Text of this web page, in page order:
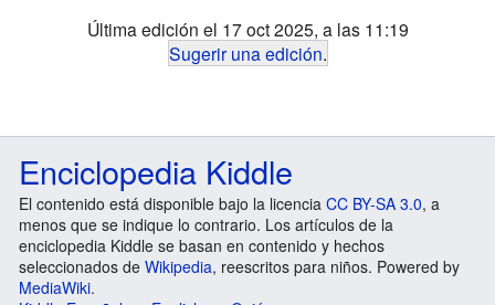
Última edición el 17 oct 2025, a las 11:19
Sugerir una edición.
Enciclopedia Kiddle
El contenido está disponible bajo la licencia CC BY-SA 3.0, a
menos que se indique lo contrario. Los artículos de la
enciclopedia Kiddle se basan en contenido y hechos
seleccionados de Wikipedia, reescritos para niños. Powered by
MediaWiki.